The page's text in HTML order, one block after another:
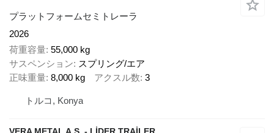
プラットフォームセミトレーラ
2026
荷重容量 55,000 kg
サスペンション
スプリング/エア
正味重量 8,000 kg アクスル数 3
トルコ, Konya
VERA METAL A.Ş. - LİDER TRAİLER